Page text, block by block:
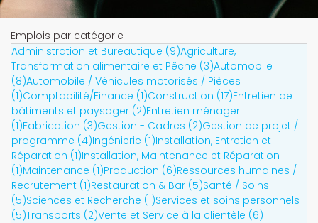
Emplois par catégorie
Administration et Bureautique (9)Agriculture,
Transformation alimentaire et Pêche (3)Automobile
(8)Automobile / Véhicules motorisés / Pièces
(1)Comptabilité/Finance (1)Construction (17)Entretien de
bâtiments et paysager (2)Entretien ménager
(1)Fabrication (3)Gestion - Cadres (2)Gestion de projet /
programme (4)Ingénierie (1)Installation, Entretien et
Réparation (1)Installation, Maintenance et Réparation
(1)Maintenance (1)Production (6)Ressources humaines /
Recrutement (1)Restauration & Bar (5)Santé / Soins
(5)Sciences et Recherche (1)Services et soins personnels
(5)Transports (2)Vente et Service à la clientèle (6)